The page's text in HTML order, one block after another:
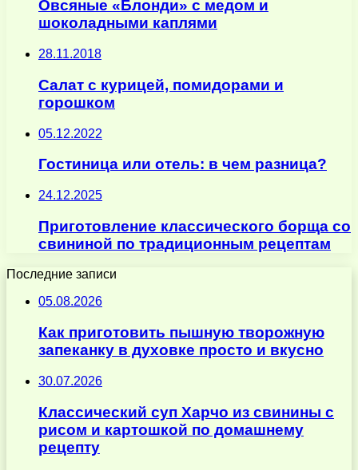
Овсяные «Блонди» с медом и
шоколадными каплями
28.11.2018
Салат с курицей, помидорами и
горошком
05.12.2022
Гостиница или отель: в чем разница?
24.12.2025
Приготовление классического борща со
свининой по традиционным рецептам
Последние записи
05.08.2026
Как приготовить пышную творожную
запеканку в духовке просто и вкусно
30.07.2026
Классический суп Харчо из свинины с
рисом и картошкой по домашнему
рецепту